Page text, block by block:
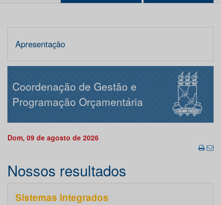
Apresentação
Coordenação de Gestão e
Programação Orçamentária
Dom, 09 de agosto de 2026
Nossos resultados
Sistemas integrados